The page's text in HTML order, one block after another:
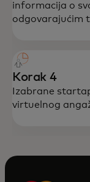
informacija o
odgovarajućim
Korak 4
Izabrane
virtuelnog